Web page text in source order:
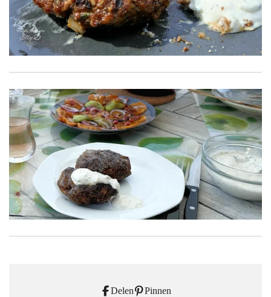
Delen Pinnen